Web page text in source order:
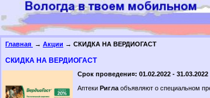
Главная → Акции → СКИДКА НА ВЕРДИОГАСТ
СКИДКА НА ВЕРДИОГАСТ
Срок проведени¤: 01.02.2022 - 31.03.2022
Аптеки Ригла объявляют о специальном